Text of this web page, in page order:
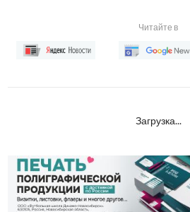
Читайте в
Загрузка...